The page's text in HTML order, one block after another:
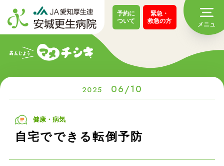
予約に
ついて
緊急・
救急の方
2025 06/10
健康・病気
自宅でできる転倒予防